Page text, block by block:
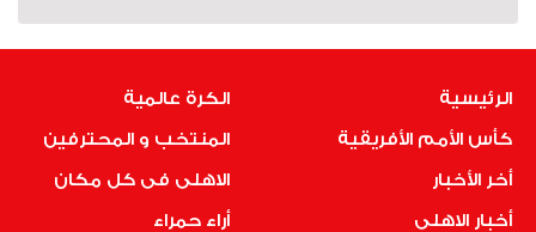
الرئيسية
كأس الأمم الأفريقية
أخر الأخبار
أخبار الاهلى
الكرة عالمية
المنتخب و المحترفين
الاهلى فى كل مكان
أراء حمراء